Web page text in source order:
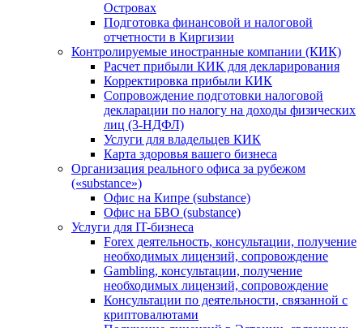
Островах
Подготовка финансовой и налоговой
отчетности в Киргизии
Контролируемые иностранные компании (КИК)
Расчет прибыли КИК для декларирования
Корректировка прибыли КИК
Сопровождение подготовки налоговой
декларации по налогу на доходы физических
лиц (3-НДФЛ)
Услуги для владельцев КИК
Карта здоровья вашего бизнеса
Организация реального офиса за рубежом
(«substance»)
Офис на Кипре (substance)
Офис на БВО (substance)
Услуги для IT-бизнеса
Forex деятельность, консультации, получение
необходимых лицензий, сопровождение
Gambling, консультации, получение
необходимых лицензий, сопровождение
Консультации по деятельности, связанной с
криптовалютами